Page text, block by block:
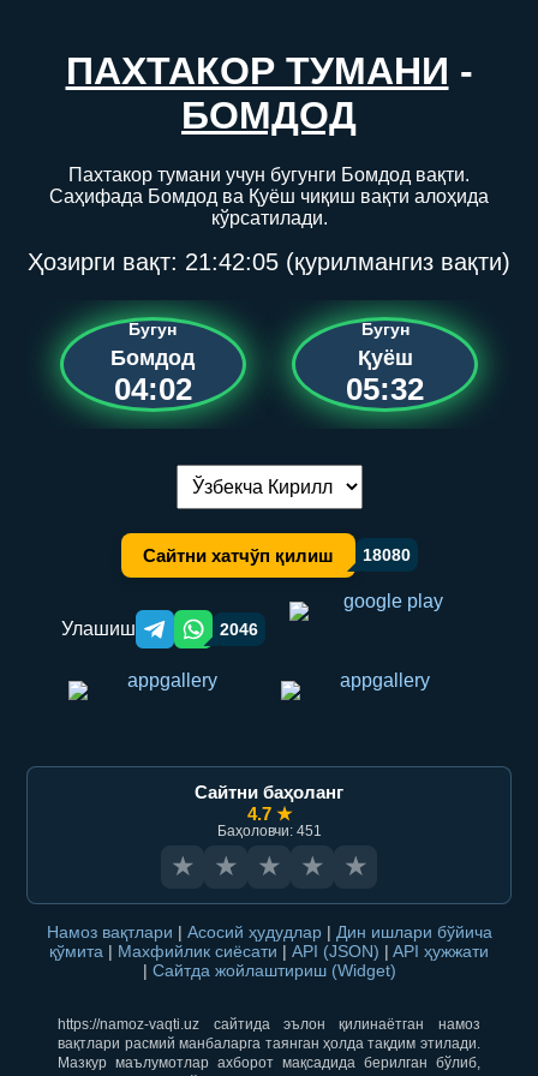
ПАХТАКОР ТУМАНИ -
БОМДОД
Пахтакор тумани учун бугунги Бомдод вақти.
Саҳифада Бомдод ва Қуёш чиқиш вақти алоҳида
кўрсатилади.
Ҳозирги вақт: 21:42:05 (қурилмангиз вақти)
Бугун
Бомдод
04:02
Бугун
Қуёш
05:32
Тилни алмаштириш:
Сайтни хатчўп қилиш 18080
Улашиш Telegram orqali ulashish
WhatsApp orqali ulashish
2046
Сайтни баҳоланг
4.7 ★
Баҳоловчи: 451
★ ★ ★ ★ ★
Намоз вақтлари | Асосий ҳудудлар | Дин ишлари бўйича
қўмита | Махфийлик сиёсати | API (JSON) | API ҳужжати
| Сайтда жойлаштириш (Widget)
https://namoz-vaqti.uz сайтида эълон қилинаётган намоз
вақтлари расмий манбаларга таянган ҳолда тақдим этилади.
Мазкур маълумотлар ахборот мақсадида берилган бўлиб,